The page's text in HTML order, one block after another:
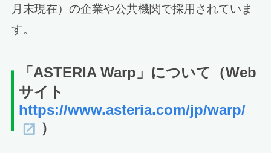
月末現在）の企業や公共機関で採用されていま
す。
「ASTERIA Warp」について
（Web
サイト
https://www.asteria.com/jp/warp/
）